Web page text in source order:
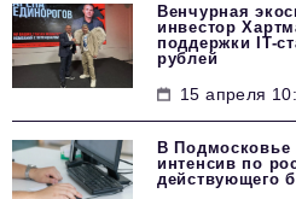
Венчурная
инвестор
поддержки IT-
рублей
15 апреля
В Подмосковье
интенсив по
действующего